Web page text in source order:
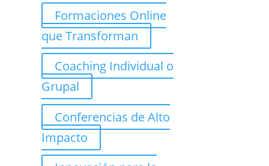
Formaciones Online
que Transforman
Coaching Individual o
Grupal
Conferencias de Alto
Impacto